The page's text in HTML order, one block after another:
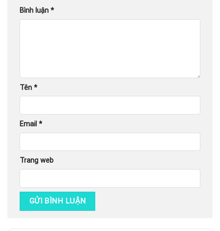
Bình luận *
Tên *
Email *
Trang web